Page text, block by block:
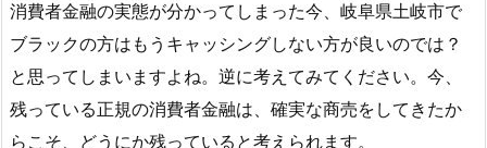
消費者金融の実態が分かってしまった今、岐阜県土岐市で
ブラックの方はもうキャッシングしない方が良いのでは？
と思ってしまいますよね。逆に考えてみてください。今、
残っている正規の消費者金融は、確実な商売をしてきたか
らこそ、どうにか残っていると考えられます。